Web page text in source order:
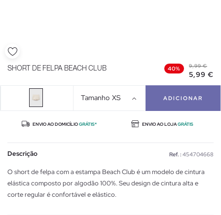
SHORT DE FELPA BEACH CLUB 40% 9,99 €
5,99 €
Tamanho XS ADICIONAR
ENVIO AO DOMICÍLIOGRÁTIS* ENVIO AO LOJAGRÁTIS
Descrição Ref. : 454704668
O short de felpa com a estampa Beach Club é um modelo de cintura
elástica composto por algodão 100%. Seu design de cintura alta e
corte regular é confortável e elástico.